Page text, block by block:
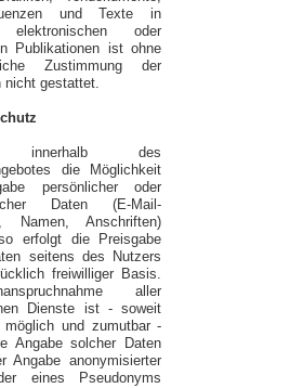
und Texte in
elektronischen oder
Publikationen ist ohne
Zustimmung der
nicht gestattet.
innerhalb des
die Möglichkeit
persönlicher oder
Daten (E-Mail-
Namen, Anschriften)
erfolgt die Preisgabe
seitens des Nutzers
freiwilliger Basis.
aller
Dienste ist - soweit
möglich und zumutbar -
Angabe solcher Daten
Angabe anonymisierter
eines Pseudonyms